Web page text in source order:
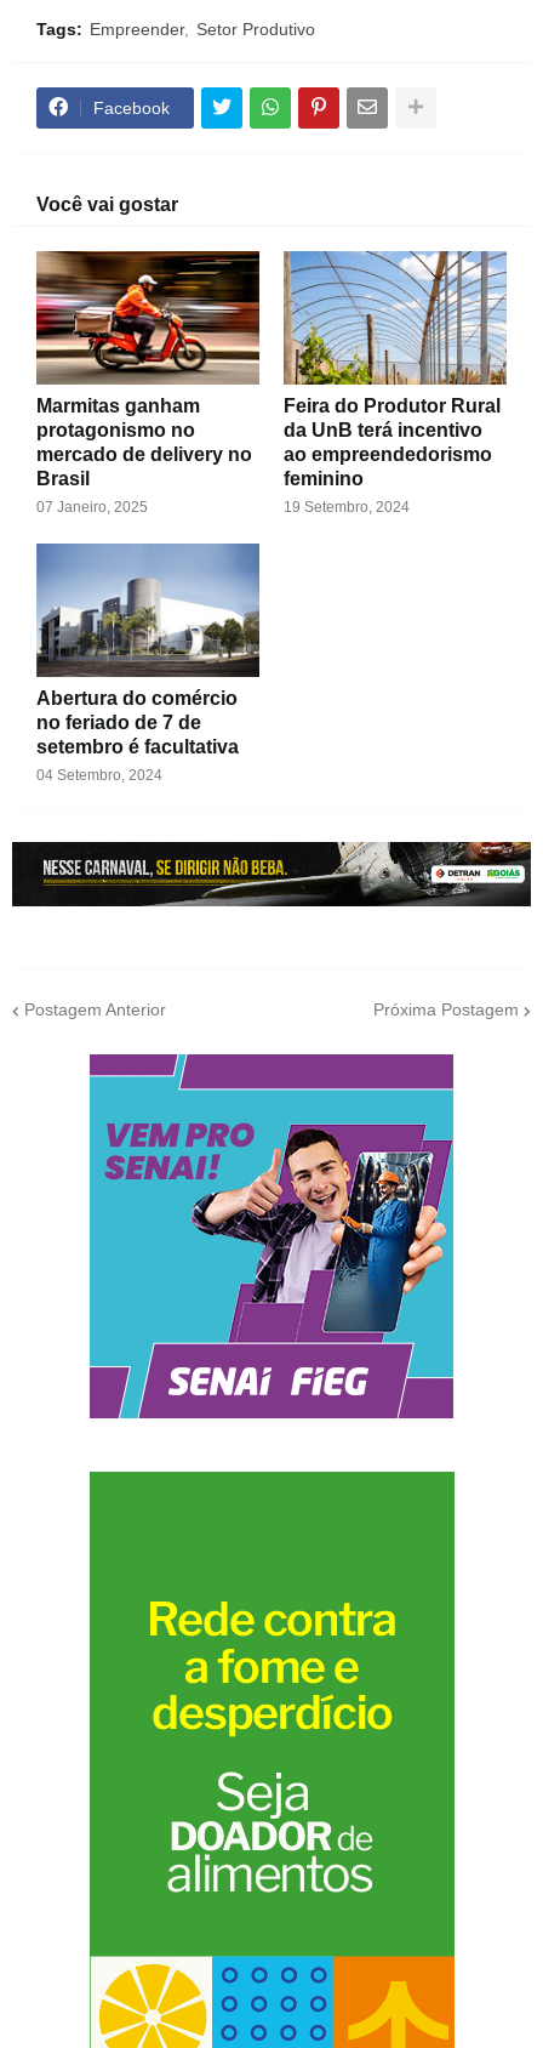
Tags: Empreender Setor Produtivo
Facebook
Você vai gostar
Marmitas ganham
protagonismo no
mercado de delivery no
Brasil
07 Janeiro, 2025
Feira do Produtor Rural
da UnB terá incentivo
ao empreendedorismo
feminino
19 Setembro, 2024
Abertura do comércio
no feriado de 7 de
setembro é facultativa
04 Setembro, 2024
Postagem Anterior Próxima Postagem